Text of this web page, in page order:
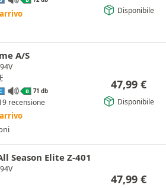
Disponibile
A/S
B 71 db
recensione
47,99 €
Disponibile
Season Elite Z-401
47,99 €